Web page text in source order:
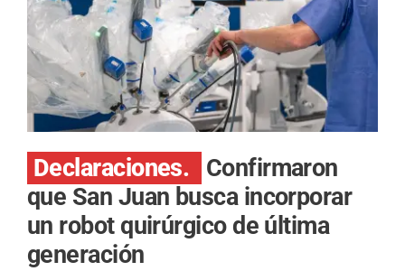
Declaraciones.
Confirmaron
que San Juan busca incorporar
un robot quirúrgico de última
generación